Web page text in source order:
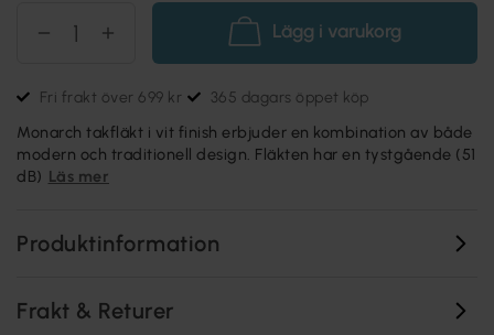
Lägg i varukorg
Fri frakt över 699 kr 365 dagars öppet köp
Monarch takfläkt i vit finish erbjuder en kombination av både
modern och traditionell design. Fläkten har en tystgående (51
dB) Läs mer
Produktinformation
Frakt & Returer